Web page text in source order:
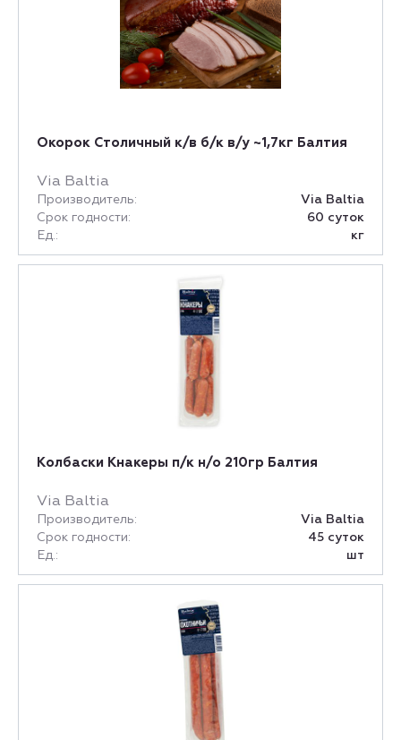
Окорок Столичный к/в б/к в/у ~1,7кг Балтия
Via Baltia
Производитель:
Via Baltia
Срок годности:
60 суток
Ед.:
кг
Колбаски Кнакеры п/к н/о 210гр Балтия
Via Baltia
Производитель:
Via Baltia
Срок годности:
45 суток
Ед.:
шт